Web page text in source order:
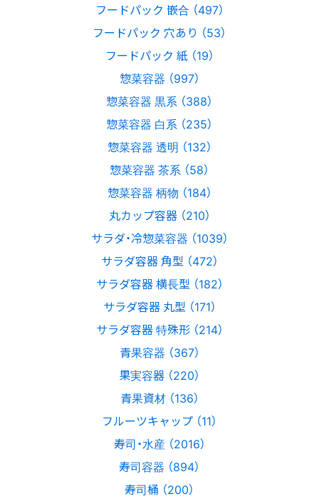
フードパック 嵌合 （497）
フードパック 穴あり （53）
フードパック 紙 （19）
惣菜容器 （997）
惣菜容器 黒系 （388）
惣菜容器 白系 （235）
惣菜容器 透明 （132）
惣菜容器 茶系 （58）
惣菜容器 柄物 （184）
丸カップ容器 （210）
サラダ・冷惣菜容器 （1039）
サラダ容器 角型 （472）
サラダ容器 横長型 （182）
サラダ容器 丸型 （171）
サラダ容器 特殊形 （214）
青果容器 （367）
果実容器 （220）
青果資材 （136）
フルーツキャップ （11）
寿司・水産 （2016）
寿司容器 （894）
寿司桶 （200）